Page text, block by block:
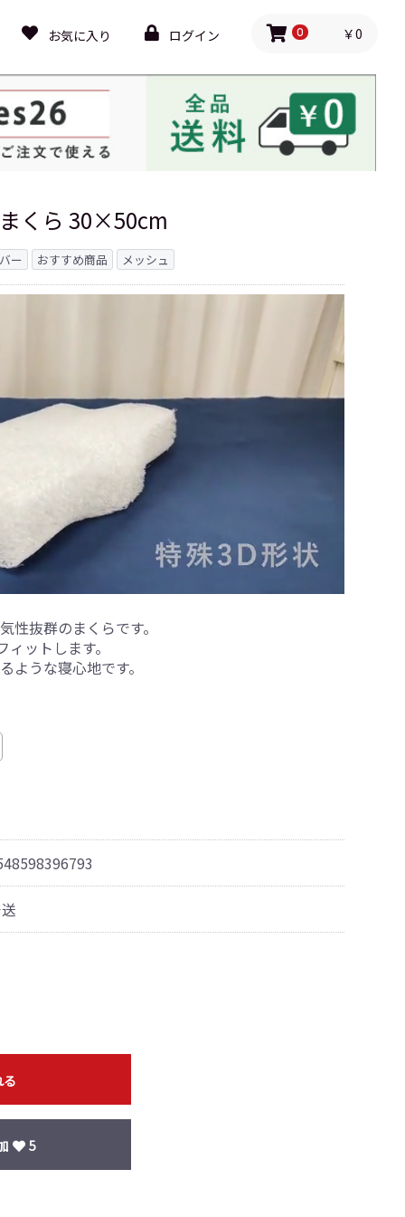
お気に入り ログイン 0 ￥0
くら 30×50cm
ー おすすめ商品 メッシュ
性抜群のまくらです。
ットします。
ような寝心地です。
5